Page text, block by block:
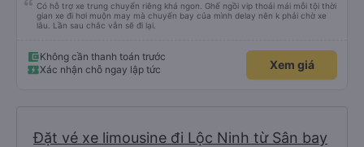
Có hỗ trợ xe trung chuyển riêng khá ngon. Ghế ngồi vip thoải mái mỗi tội thời
gian xe đi hơi muộn may mà chuyến bay của mình delay nên k phải chờ xe
lâu. Lần sau chắc vẫn sẽ đi lại.
Không cần thanh toán trước
Xác nhận chỗ ngay lập tức
Xem giá
Đặt vé xe limousine đi Lộc Ninh từ Sân bay